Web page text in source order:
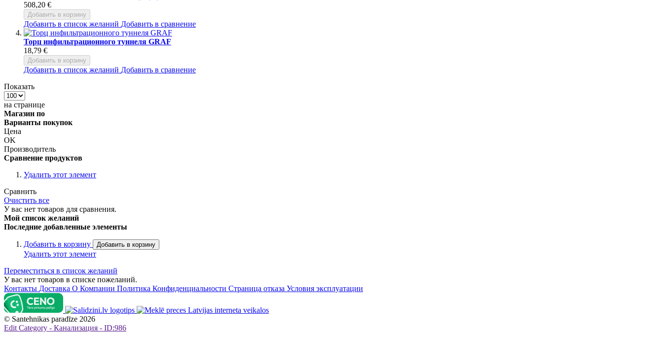
508,20 €
Добавить в корзину
Добавить в список желаний Добавить в сравнение
Торц инфильтрационного туннеля GRAF
18,79 €
Добавить в корзину
Добавить в список желаний Добавить в сравнение
Показать
на странице
Магазин по
Варианты покупок
Цена
OK
Производитель
Сравнение продуктов
Удалить этот элемент
Сравнить
Очистить все
У вас нет товаров для сравнения.
Мой список желаний
Последние добавленные элементы
Добавить в корзину Добавить в корзину
Удалить этот элемент
Переместиться в список желаний
У вас нет товаров в списке пожеланий.
Контакты Доставка О Компании Политика Конфиденциальности Страница отказа Условия эксплуатации
© Santehnikas paradīze 2026
Edit Category - Канализация - ID:986